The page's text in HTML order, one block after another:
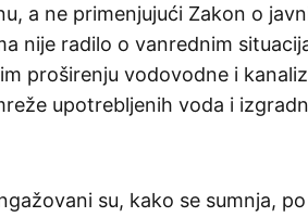
a ne primenjujući Zakon o
nije radilo o vanrednim
proširenju vodovodne i
upotrebljenih voda i
su, kako se sumnja,